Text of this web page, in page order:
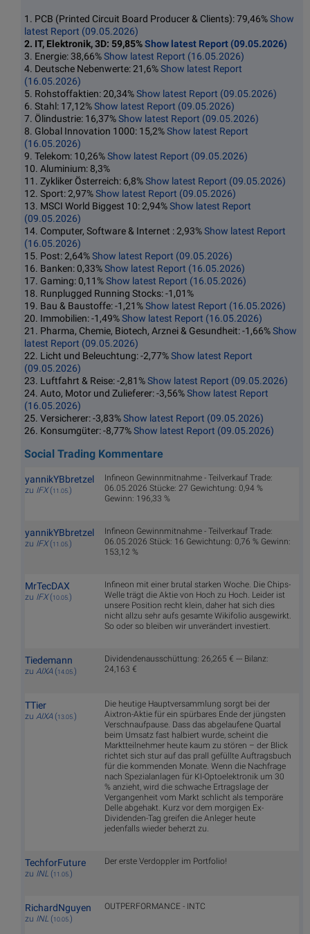
1. PCB (Printed Circuit Board Producer & Clients): 79,46%Show
latest Report (09.05.2026)
2. IT, Elektronik, 3D: 59,85%Show latest Report (09.05.2026)
3. Energie: 38,66%Show latest Report (16.05.2026)
4. Deutsche Nebenwerte: 21,6%Show latest Report
(16.05.2026)
5. Rohstoffaktien: 20,34%Show latest Report (09.05.2026)
6. Stahl: 17,12%Show latest Report (09.05.2026)
7. Ölindustrie: 16,37%Show latest Report (09.05.2026)
8. Global Innovation 1000: 15,2%Show latest Report
(16.05.2026)
9. Telekom: 10,26%Show latest Report (09.05.2026)
10. Aluminium: 8,3%
11. Zykliker Österreich: 6,8%Show latest Report (09.05.2026)
12. Sport: 2,97%Show latest Report (09.05.2026)
13. MSCI World Biggest 10: 2,94%Show latest Report
(09.05.2026)
14. Computer, Software & Internet : 2,93%Show latest Report
(16.05.2026)
15. Post: 2,64%Show latest Report (09.05.2026)
16. Banken: 0,33%Show latest Report (16.05.2026)
17. Gaming: 0,11%Show latest Report (16.05.2026)
18. Runplugged Running Stocks: -1,01%
19. Bau & Baustoffe: -1,21%Show latest Report (16.05.2026)
20. Immobilien: -1,49%Show latest Report (16.05.2026)
21. Pharma, Chemie, Biotech, Arznei & Gesundheit: -1,66%Show
latest Report (09.05.2026)
22. Licht und Beleuchtung: -2,77%Show latest Report
(09.05.2026)
23. Luftfahrt & Reise: -2,81%Show latest Report (09.05.2026)
24. Auto, Motor und Zulieferer: -3,56%Show latest Report
(16.05.2026)
25. Versicherer: -3,83%Show latest Report (09.05.2026)
26. Konsumgüter: -8,77%Show latest Report (09.05.2026)
Social Trading Kommentare
yannikYBbretzel
zu IFX( 11.05.)
Infineon Gewinnmitnahme - Teilverkauf Trade:
06.05.2026 Stücke: 27 Gewichtung: 0,94 %
Gewinn: 196,33 %
yannikYBbretzel
zu IFX( 11.05.)
Infineon Gewinnmitnahme - Teilverkauf Trade:
06.05.2026 Stück: 16 Gewichtung: 0,76 % Gewinn:
153,12 %
MrTecDAX
zu IFX( 10.05.)
Infineon mit einer brutal starken Woche. Die Chips-
Welle trägt die Aktie von Hoch zu Hoch. Leider ist
unsere Position recht klein, daher hat sich dies
nicht allzu sehr aufs gesamte Wikifolio ausgewirkt.
So oder so bleiben wir unverändert investiert.
Tiedemann
zu AIXA( 14.05.)
Dividendenausschüttung: 26,265 € --- Bilanz:
24,163 €
TTier
zu AIXA( 13.05.)
Die heutige Hauptversammlung sorgt bei der
Aixtron-Aktie für ein spürbares Ende der jüngsten
Verschnaufpause. Dass das abgelaufene Quartal
beim Umsatz fast halbiert wurde, scheint die
Marktteilnehmer heute kaum zu stören – der Blick
richtet sich stur auf das prall gefüllte Auftragsbuch
für die kommenden Monate. Wenn die Nachfrage
nach Spezialanlagen für KI-Optoelektronik um 30
% anzieht, wird die schwache Ertragslage der
Vergangenheit vom Markt schlicht als temporäre
Delle abgehakt. Kurz vor dem morgigen Ex-
Dividenden-Tag greifen die Anleger heute
jedenfalls wieder beherzt zu.
TechforFuture
zu INL ( 11.05.)
Der erste Verdoppler im Portfolio!
RichardNguyen
zu INL ( 10.05.)
OUTPERFORMANCE - INTC